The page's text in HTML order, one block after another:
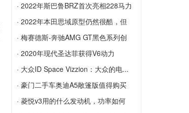
2021年起亚索伦托的基础型号在美国以
2,450美元的价格飙升
布...
2022年斯巴鲁BRZ在今天的官方发布会
上露面
· 2022年斯巴鲁BRZ首次亮相228马力
的...
2022年斯巴鲁BRZ首次亮相228马力的N
/ A拳击手，更坚固的底盘和更多技术
· 2022年本田思域原型仍然很酷，但
出...
2022年本田思域原型仍然很酷，但出人
意料的是
· 梅赛德斯-奔驰AMG GT黑色系列创
造...
梅赛德斯-奔驰AMG GT黑色系列创造了
纽伯格林纪录
· 2020年现代圣达菲获得V6动力
2020年现代圣达菲获得V6动力
· 大众ID Space Vizzion：大众的电...
大众ID Space Vizzion：大众的电动房车
就在这里
· 豪门二手车奥迪A5敞篷版值得购买
吗？
· 菱悦v3用的什么发动机，功率如何